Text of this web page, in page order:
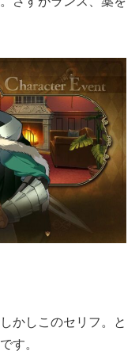
かしこのセリフ。と
す。